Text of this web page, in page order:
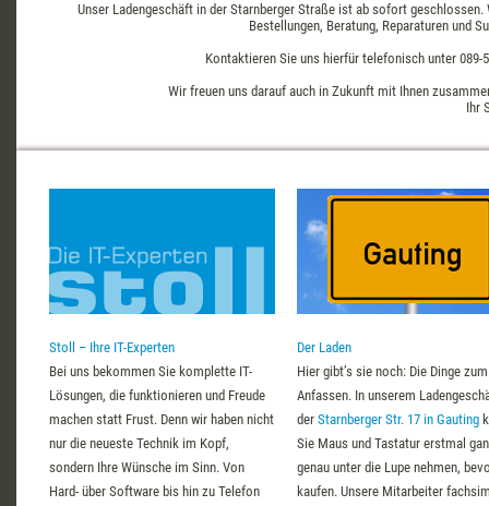
Unser Ladengeschäft in der Starnberger Straße ist ab sofort
Bestellungen, Beratung, Reparaturen und
Kontaktieren Sie uns hierfür telefonisch unter 089-
Wir freuen uns darauf auch in Zukunft mit Ihnen
Ihr
Stoll – Ihre IT-Experten
Bei uns bekommen Sie komplette IT-
Lösungen, die funktionieren und Freude
machen statt Frust. Denn wir haben nicht
nur die neueste Technik im Kopf,
sondern Ihre Wünsche im Sinn. Von
Hard- über Software bis hin zu Telefon
Der Laden
Hier gibt’s sie noch: Die Dinge zum
Anfassen. In unserem
der Starnberger Str. 17 in Gauting
Sie Maus und Tastatur erstmal
genau unter die Lupe nehmen,
kaufen. Unsere Mitarbeiter